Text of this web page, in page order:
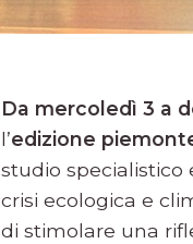
Da mercoledì 3 a
l’edizione
studio
crisi ecologica e
di stimolare una